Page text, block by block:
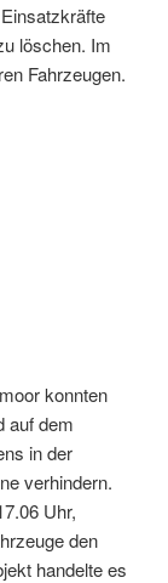
löschen. Im
Fahrzeugen.
konnten
auf dem
in der
verhindern.
Uhr,
den
handelte es